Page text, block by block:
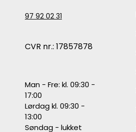
97 92 02 31
CVR nr.: 17857878
Man - Fre: kl. 09:30 -
17:00
Lørdag kl. 09:30 -
13:00
Søndag - lukket